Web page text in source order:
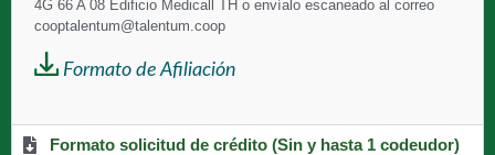
4G 66 A 08 Edificio Medicall TH o envíalo escaneado al correo
cooptalentum@talentum.coop
Formato de Afiliación
Formato solicitud de crédito (Sin y hasta 1 codeudor)